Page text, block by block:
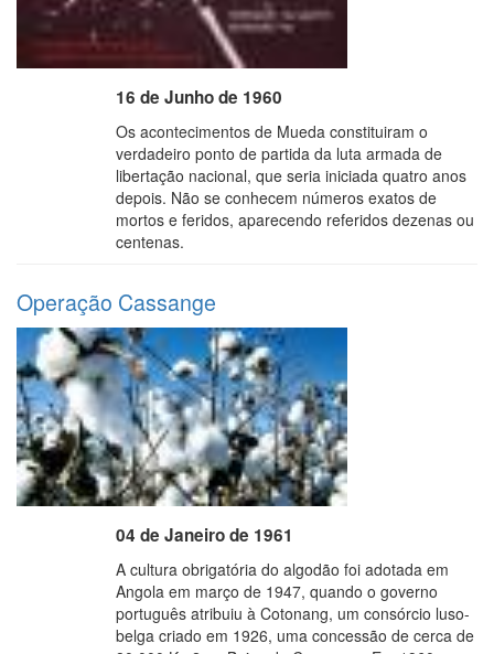
16 de Junho de 1960
Os acontecimentos de Mueda constituiram o
verdadeiro ponto de partida da luta armada de
libertação nacional, que seria iniciada quatro anos
depois. Não se conhecem números exatos de
mortos e feridos, aparecendo referidos dezenas ou
centenas.
Operação Cassange
04 de Janeiro de 1961
A cultura obrigatória do algodão foi adotada em
Angola em março de 1947, quando o governo
português atribuiu à Cotonang, um consórcio luso-
belga criado em 1926, uma concessão de cerca de